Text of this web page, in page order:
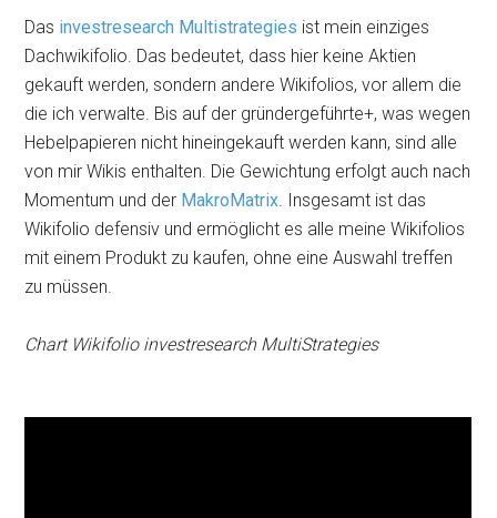
Das investresearch Multistrategies ist mein einziges
Dachwikifolio. Das bedeutet, dass hier keine Aktien
gekauft werden, sondern andere Wikifolios, vor allem die
die ich verwalte. Bis auf der gründergeführte+, was wegen
Hebelpapieren nicht hineingekauft werden kann, sind alle
von mir Wikis enthalten. Die Gewichtung erfolgt auch nach
Momentum und der MakroMatrix. Insgesamt ist das
Wikifolio defensiv und ermöglicht es alle meine Wikifolios
mit einem Produkt zu kaufen, ohne eine Auswahl treffen
zu müssen.
Chart Wikifolio investresearch MultiStrategies